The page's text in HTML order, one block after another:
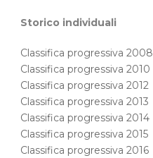
Storico individuali
Classifica progressiva 2008
Classifica progressiva 2010
Classifica progressiva 2012
Classifica progressiva 2013
Classifica progressiva 2014
Classifica progressiva 2015
Classifica progressiva 2016